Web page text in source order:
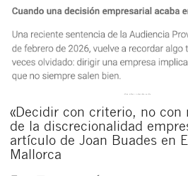
«Decidir con criterio, no
de la discrecionalidad
artículo de Joan Buades en
Mallorca